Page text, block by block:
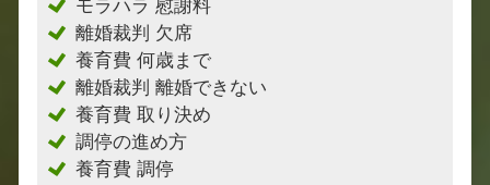
モラハラ 慰謝料
離婚裁判 欠席
養育費 何歳まで
離婚裁判 離婚できない
養育費 取り決め
調停の進め方
養育費 調停